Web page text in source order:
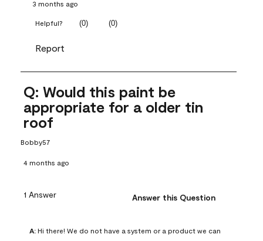
3 months ago
Helpful? (0) (0)
Report
Q: Would this paint be
appropriate for a older tin
roof
Bobby57
4 months ago
1 Answer Answer this Question
A: Hi there! We do not have a system or a product we can